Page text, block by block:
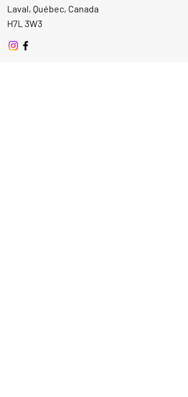
Laval, Québec, Canada
H7L 3W3